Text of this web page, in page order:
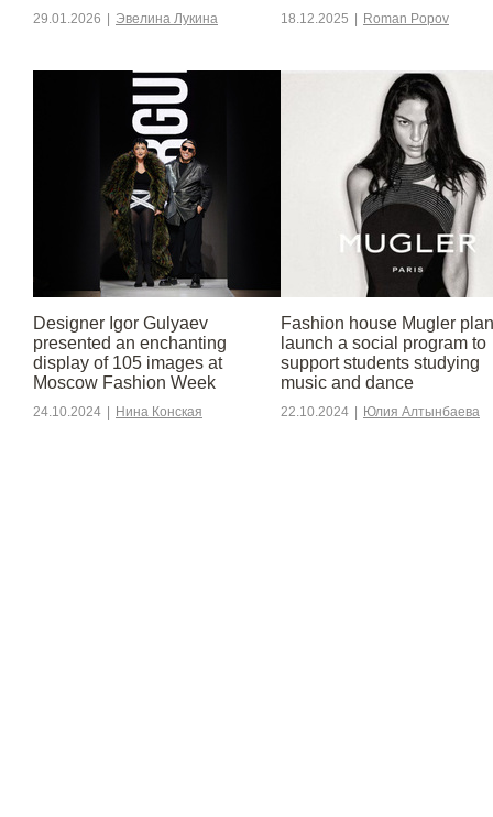
29.01.2026 Эвелина Лукина 18.12.2025 Roman Popov
Designer Igor Gulyaev
presented an enchanting
display of 105 images at
Moscow Fashion Week
24.10.2024 Нина Конская
Fashion house Mugler
launch a social program to
support students studying
music and dance
22.10.2024 Юлия Алтынбаева